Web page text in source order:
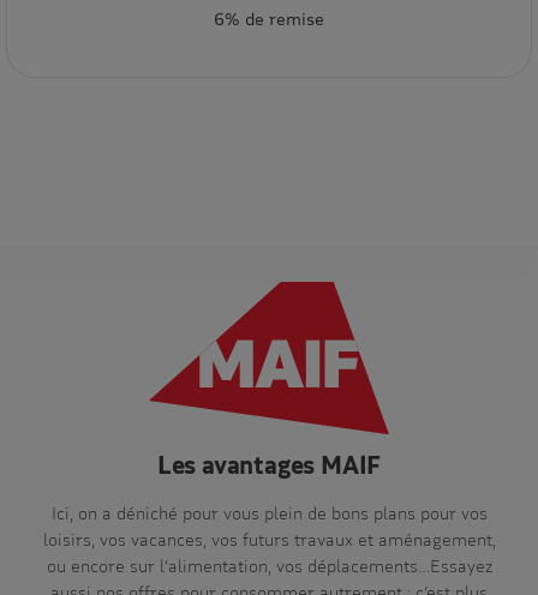
6% de remise
Les avantages MAIF
Ici, on a déniché pour vous plein de bons plans pour vos
loisirs, vos vacances, vos futurs travaux et aménagement,
ou encore sur l’alimentation, vos déplacements…Essayez